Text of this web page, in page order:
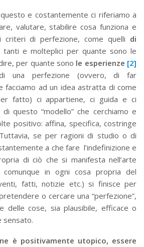
e costantemente ci riferiamo a
valutare, stabilire cosa funziona e
di perfezione, come quelli di
tanti e molteplici per quante sono le
per quante sono le esperienze [2]
una perfezione (ovvero, di far
facciamo ad un idea astratta di come
fatto) ci appartiene, ci guida e ci
di questo “modello” che cerchiamo e
positivo: affina, specifica, costringe
se per ragioni di studio o di
a che fare l’indefinizione e
di ciò che si manifesta nell’arte
comunque in ogni cosa propria del
fatti, notizie etc.) si finisce per
o cercare una “perfezione”,
delle cose, sia plausibile, efficace o
sensato.
è positivamente utopico, essere